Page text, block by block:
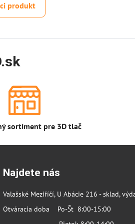
produkt
sortiment pre 3D tlač
Najdete nás
Valašské Meziříčí, U Abácie 216 - sklad,
Otváracia doba Po-Št 8:00-15:00